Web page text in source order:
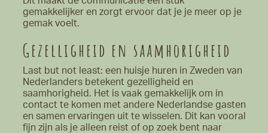
gemakkelijker en zorgt ervoor dat je je meer op je
gemak voelt.
Gezelligheid en saamhorigheid
Last but not least: een huisje huren in Zweden van
Nederlanders betekent gezelligheid en
saamhorigheid. Het is vaak gemakkelijk om in
contact te komen met andere Nederlandse gasten
en samen ervaringen uit te wisselen. Dit kan vooral
fijn zijn als je alleen reist of op zoek bent naar